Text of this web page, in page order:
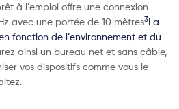
à l’emploi offre une connexion
avec une portée de 10 mètres3La
fonction de l’environnement et du
ainsi un bureau net et sans câble,
vos dispositifs comme vous le